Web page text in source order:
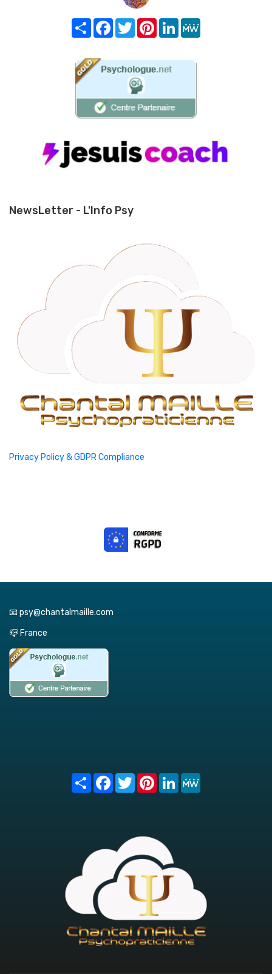
Share FacebookTwitterPinterest
LinkedIn
NewsLetter - L'Info Psy
Privacy Policy & GDPR Compliance
📧 psy@chantalmaille.com
📪 France
Share FacebookTwitterPinterest
LinkedIn